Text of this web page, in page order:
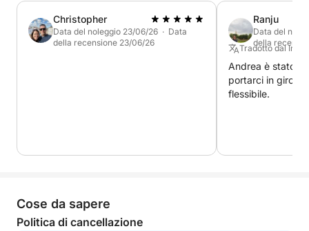
Christopher
Data del noleggio 23/06/26 · Data
della recensione 23/06/26
Ranju
Data del
della
Tradotto dal
Andrea è stato
portarci in giro
flessibile.
Cose da sapere
Politica di cancellazione